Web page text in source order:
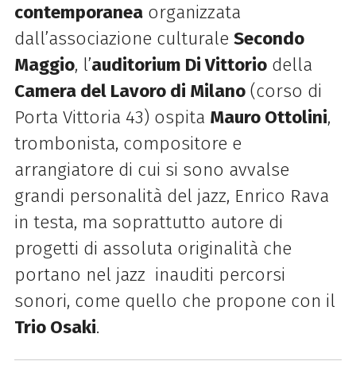
contemporaneaorganizzata
dall’associazione culturale Secondo
Maggio, l’auditorium Di Vittoriodella
Camera del Lavoro di Milano(corso di
Porta Vittoria 43) ospita Mauro Ottolini,
trombonista, compositore e
arrangiatore di cui si sono avvalse
grandi personalità del jazz, Enrico Rava
in testa, ma soprattutto autore di
progetti di assoluta originalità che
portano nel jazz inauditi percorsi
sonori, come quello che propone con il
Trio Osaki.